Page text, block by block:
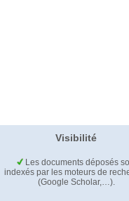
Visibilité
Les documents déposés
indexés par les moteurs de
(Google Scholar,…).